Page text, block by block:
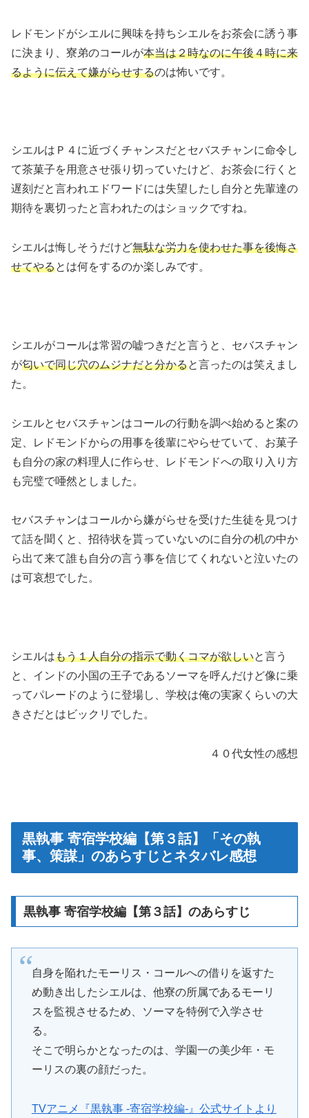
レドモンドがシエルに興味を持ちシエルをお茶会に誘う事
に決まり、寮弟のコールが本当は２時なのに午後４時に来
るように伝えて嫌がらせするのは怖いです。
シエルはＰ４に近づくチャンスだとセバスチャンに命令し
て茶菓子を用意させ張り切っていたけど、お茶会に行くと
遅刻だと言われエドワードには失望したし自分と先輩達の
期待を裏切ったと言われたのはショックですね。
シエルは悔しそうだけど無駄な労力を使わせた事を後悔さ
せてやるとは何をするのか楽しみです。
シエルがコールは常習の嘘つきだと言うと、セバスチャン
が匂いで同じ穴のムジナだと分かると言ったのは笑えまし
た。
シエルとセバスチャンはコールの行動を調べ始めると案の
定、レドモンドからの用事を後輩にやらせていて、お菓子
も自分の家の料理人に作らせ、レドモンドへの取り入り方
も完璧で唖然としました。
セバスチャンはコールから嫌がらせを受けた生徒を見つけ
て話を聞くと、招待状を貰っていないのに自分の机の中か
ら出て来て誰も自分の言う事を信じてくれないと泣いたの
は可哀想でした。
シエルはもう１人自分の指示で動くコマが欲しいと言う
と、インドの小国の王子であるソーマを呼んだけど像に乗
ってパレードのように登場し、学校は俺の実家くらいの大
きさだとはビックリでした。
４０代女性の感想
黒執事 寄宿学校編【第３話】「その執
事、策謀」のあらすじとネタバレ感想
黒執事 寄宿学校編【第３話】のあらすじ
自身を陥れたモーリス・コールへの借りを返すた
め動き出したシエルは、他寮の所属であるモーリ
スを監視させるため、ソーマを特例で入学させ
る。
そこで明らかとなったのは、学園一の美少年・モ
ーリスの裏の顔だった。
TVアニメ『黒執事 -寄宿学校編-』公式サイトより